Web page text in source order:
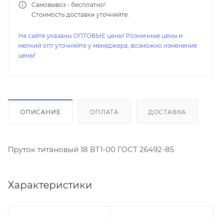
Самовывоз - бесплатно!
Стоимость доставки уточняйте.
На сайте указаны ОПТОВЫЕ цены! Розничные цены и
мелкий опт уточняйте у менеджера, возможно изменение
цены!
ОПИСАНИЕ ОПЛАТА ДОСТАВКА
Пруток титановый 18 ВТ1-00 ГОСТ 26492-85
Характеристики